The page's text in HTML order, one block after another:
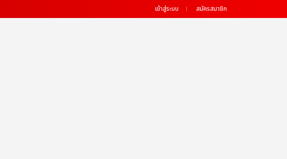
เข้าสู่ระบบ สมัครสมาชิก